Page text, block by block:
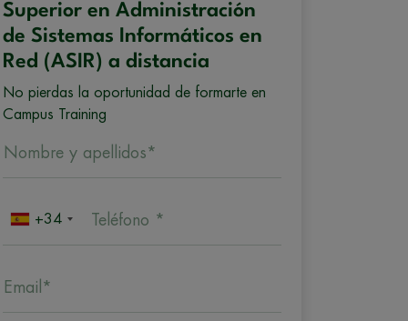
Superior en Administración
de Sistemas Informáticos en
Red (ASIR) a distancia
No pierdas la oportunidad de formarte en
Campus Training
Nombre y apellidos*
+34 Teléfono *
Email*